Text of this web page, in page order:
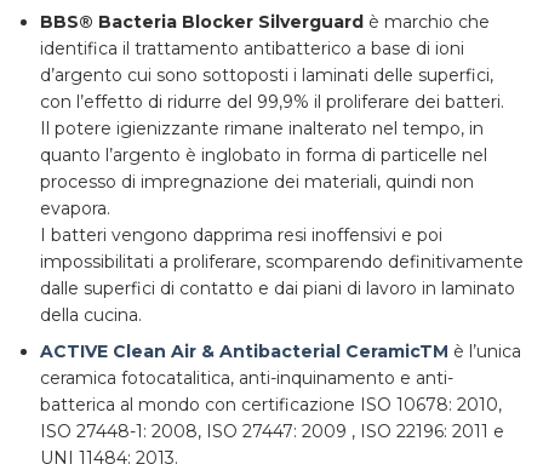
BBS® Bacteria Blocker Silverguard è marchio che
identifica il trattamento antibatterico a base di ioni
d’argento cui sono sottoposti i laminati delle superfici,
con l’effetto di ridurre del 99,9% il proliferare dei batteri.
Il potere igienizzante rimane inalterato nel tempo, in
quanto l’argento è inglobato in forma di particelle nel
processo di impregnazione dei materiali, quindi non
evapora.
I batteri vengono dapprima resi inoffensivi e poi
impossibilitati a proliferare, scomparendo definitivamente
dalle superfici di contatto e dai piani di lavoro in laminato
della cucina.
ACTIVE Clean Air & Antibacterial CeramicTM è l’unica
ceramica fotocatalitica, anti-inquinamento e anti-
batterica al mondo con certificazione ISO 10678: 2010,
ISO 27448-1: 2008, ISO 27447: 2009 , ISO 22196: 2011 e
UNI 11484: 2013.